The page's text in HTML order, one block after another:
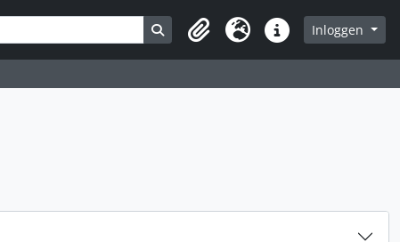
Search in browse page
Clipboard
Taal Quick linksInloggen